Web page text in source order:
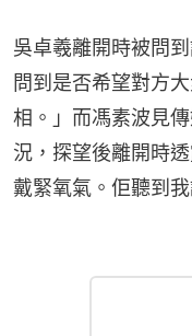
吳卓羲離開時被問
問到是否希望對方
相。」而馮素波見
況，探望後離開時
戴緊氧氣。佢聽到我